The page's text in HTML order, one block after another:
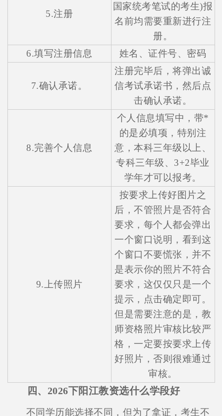
5.注册
国家统考笔试的考生)报
名前均需要重新进行注
册。
6.填写注册信息
姓名、证件号、密码
7.确认承诺。
注册完毕后，将弹出诚
信考试承诺书，然后点
击确认承诺。
8.完善个人信息
个人信息填写中，带*
的是必填项，特别注
意，本科三年级以上、
专科三年级、3+2毕业
学年才可以报考。
9.上传照片
按要求上传好图片之
后，不管照片是否符合
要求，每个人都会弹出
一个窗口说明，看到这
个窗口不要慌张，并不
是表示你的照片不符合
要求，这仅仅只是一个
提示，点击确定即可。
但是需要注意的是，教
师资格照片审核比较严
格，一定要按要求上传
好照片，否则很难通过
审核。
四、2026下阳江教资选什么学段好
不同学历能选择不同，但为了拿证，考生不